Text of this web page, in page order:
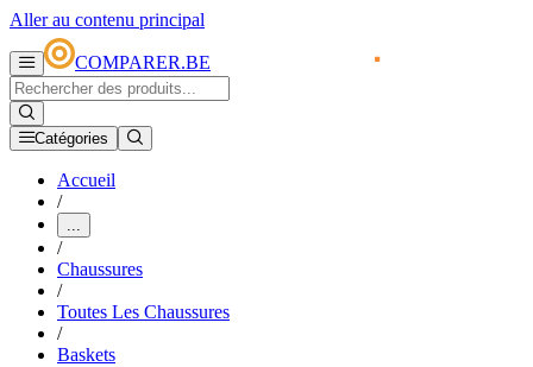
Aller au contenu principal
COMPARER.BE
Catégories
Accueil
/
...
/
Chaussures
/
Toutes Les Chaussures
/
Baskets